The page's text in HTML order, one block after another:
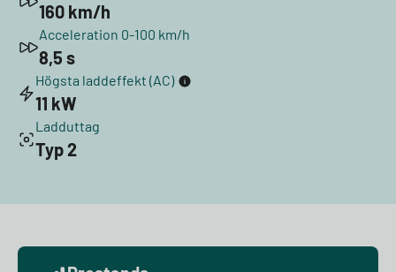
160 km/h
Acceleration 0-100 km/h
8,5 s
Högsta laddeffekt (AC)
11 kW
Ladduttag
Typ 2